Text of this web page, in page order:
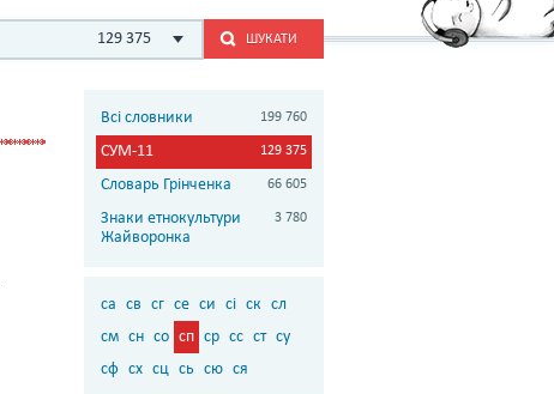
129 375 ШУКАТИ
Всі словники 199 760
СУМ-11 129 375
Словарь Грінченка 66 605
Знаки етнокультури
Жайворонка
3 780
са св сг се си сі ск сл
см сн со сп ср сс ст су
сф сх сц сь сю ся